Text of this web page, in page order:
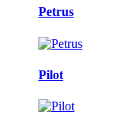
Petrus
Pilot